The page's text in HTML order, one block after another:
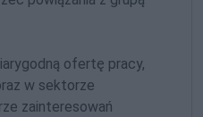
ofertę pracy,
w sektorze
zainteresowań